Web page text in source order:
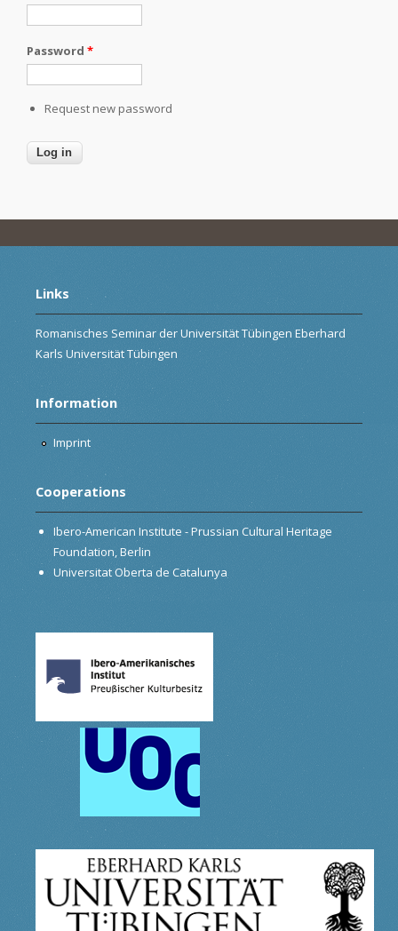
Password *
Request new password
Links
Romanisches Seminar der Universität Tübingen Eberhard
Karls Universität Tübingen
Information
Imprint
Cooperations
Ibero-American Institute - Prussian Cultural Heritage
Foundation, Berlin
Universitat Oberta de Catalunya